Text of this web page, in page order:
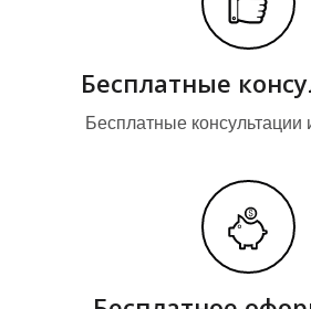
Бесплатные
Бесплатные консультации